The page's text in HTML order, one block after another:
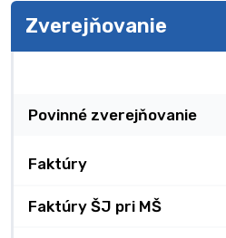
Zverejňovanie
Povinné zverejňovanie
Faktúry
Faktúry ŠJ pri MŠ